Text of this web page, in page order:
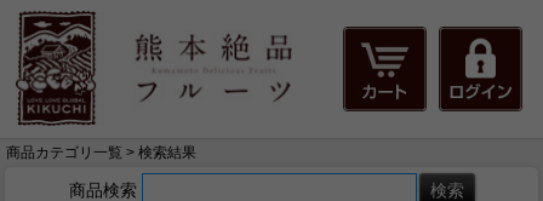
商品カテゴリ一覧 > 検索結果
商品検索